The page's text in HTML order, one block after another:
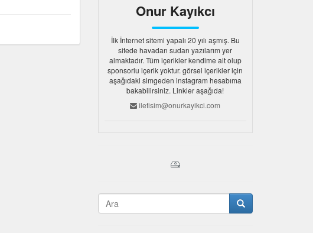
Onur Kayıkcı
İlk İnternet sitemi yapalı 20 yılı aşmış. Bu
sitede havadan sudan yazılarım yer
almaktadır. Tüm içerikler kendime ait olup
sponsorlu içerik yoktur. görsel içerikler için
aşağıdaki simgeden instagram hesabıma
bakabilirsiniz. Linkler aşağıda!
iletisim@onurkayikci.com